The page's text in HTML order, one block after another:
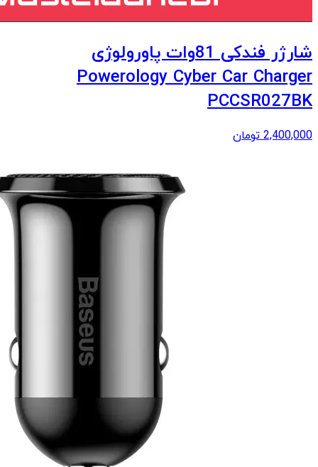
شارژر فندکی 81وات پاورولوژی
Powerology Cyber Car Charger
PCCSR027BK
2,400,000 تومان